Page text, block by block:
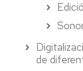
de